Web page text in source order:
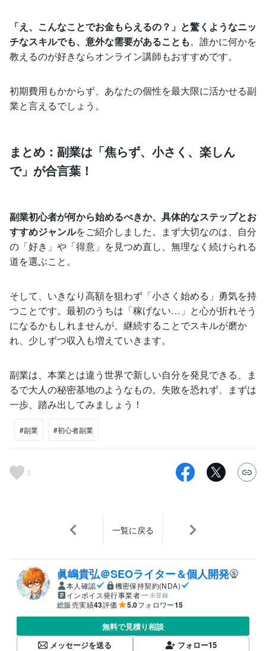
「え、こんなことでお金もらえるの？」と驚くようなニッ
チなスキルでも、意外な需要があることも。誰かに何かを
教えるのが好きならオンライン講師もおすすめです。
初期費用もかからず、あなたの個性を最大限に活かせる副
業と言えるでしょう。
まとめ：副業は「焦らず、小さく、楽しん
で」が合言葉！
副業初心者が何から始めるべきか、具体的なステップとお
すすめジャンルをご紹介しました。まず大切なのは、自分
の「好き」や「得意」を見つめ直し、無理なく続けられる
道を選ぶこと。
そして、いきなり高額を狙わず「小さく始める」勇気を持
つことです。最初のうちは「稼げない…」と心が折れそう
になるかもしれませんが、継続することでスキルが磨か
れ、少しずつ収入も増えていきます。
副業は、本業とは違う世界で新しい自分を発見できる、ま
るで大人の秘密基地のようなもの。失敗を恐れず、まずは
一歩、踏み出してみましょう！
#副業 #初心者副業
3
一覧に戻る
眞嶋貴弘＠SEOライター＆個人開発
本人確認
機密保持契約(NDA)
インボイス発行事業者
未登録
総販売実績43評価 5.0フォロワー15
無料で見積り相談
メッセージを送る
フォロー15